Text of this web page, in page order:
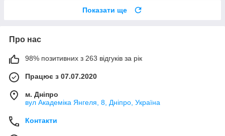
Показати ще
Про нас
98% позитивних з 263 відгуків за рік
Працює з 07.07.2020
м. Дніпро
вул Академіка Янгеля, 8, Дніпро, Україна
Контакти